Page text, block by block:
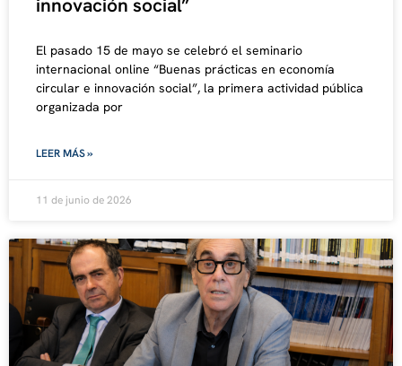
innovación social”
El pasado 15 de mayo se celebró el seminario
internacional online “Buenas prácticas en economía
circular e innovación social”, la primera actividad pública
organizada por
LEER MÁS »
11 de junio de 2026